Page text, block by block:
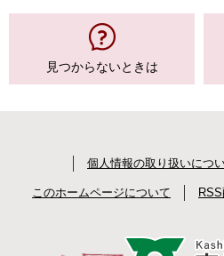
見つからないときは
個人情報の取り扱いにつ
このホームページについて